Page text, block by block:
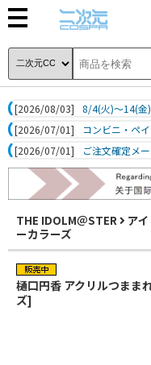
[2026/08/03]
8/4(火)～14(金
[2026/07/01]
コンビニ・ペ
[2026/07/01]
ご注文確定メ
THE IDOLM＠STER
ア
ーカラーズ
樋口円香 アクリルつまま
ズ]